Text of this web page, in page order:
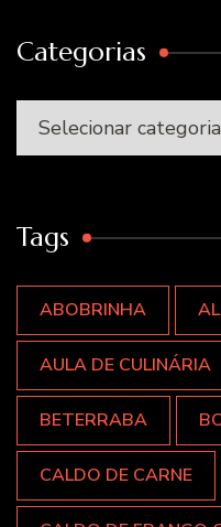
Categorias
Categorias
Tags
ABOBRINHA
AULA DE CULINÁRIA
BETERRABA
CALDO DE CARNE